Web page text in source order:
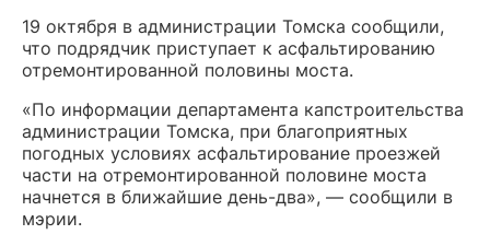
19 октября в администрации Томска сообщили,
что подрядчик приступает к асфальтированию
отремонтированной половины моста.
«По информации департамента капстроительства
администрации Томска, при благоприятных
погодных условиях асфальтирование проезжей
части на отремонтированной половине моста
начнется в ближайшие день-два», — сообщили в
мэрии.